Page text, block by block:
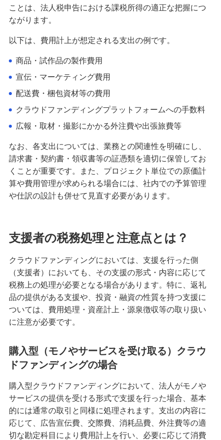
ことは、法人税申告における課税所得の適正な把握につ
ながります。
以下は、費用計上が想定される支出の例です。
商品・試作品の製作費用
宣伝・マーケティング費用
配送費・梱包資材等の費用
クラウドファンディングプラットフォームへの手数料
広報・取材・撮影にかかる外注費や出張旅費等
なお、各支出については、業務との関連性を明確にし、
請求書・契約書・領収書等の証憑類を適切に保管してお
くことが重要です。また、プロジェクト単位での原価計
算や費用管理が求められる場合には、社内での予算管理
や仕訳の設計も併せて見直す必要があります。
支援者の税務処理と注意点とは？
クラウドファンディングにおいては、支援を行った側
（支援者）においても、その支援の形式・内容に応じて
税務上の処理が必要となる場合があります。特に、返礼
品の提供がある支援や、投資・融資の性質を持つ支援に
ついては、費用処理・資産計上・源泉徴収等の取り扱い
に注意が必要です。
購入型（モノやサービスを受け取る）クラウ
ドファンディングの場合
購入型クラウドファンディングにおいて、法人がモノや
サービスの提供を受ける形式で支援を行った場合、基本
的には通常の取引と同様に処理されます。支出の内容に
応じて、広告宣伝費、交際費、消耗品費、外注費等の適
切な勘定科目により費用計上を行い、必要に応じて消費